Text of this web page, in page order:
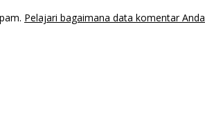
Pelajari bagaimana data komentar Anda